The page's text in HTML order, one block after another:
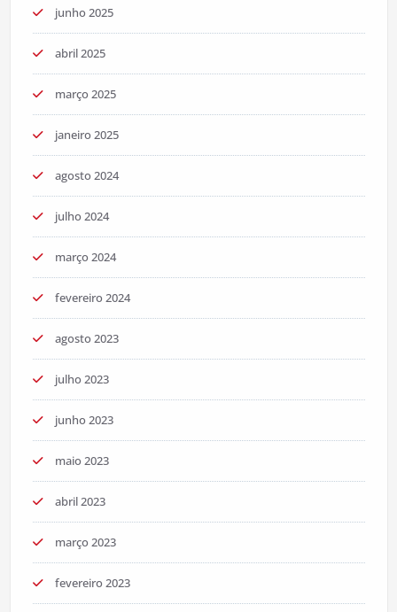
junho 2025
abril 2025
março 2025
janeiro 2025
agosto 2024
julho 2024
março 2024
fevereiro 2024
agosto 2023
julho 2023
junho 2023
maio 2023
abril 2023
março 2023
fevereiro 2023